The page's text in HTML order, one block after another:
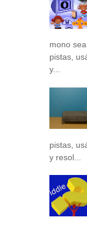
mono
pistas,
y...
pistas,
y resol...